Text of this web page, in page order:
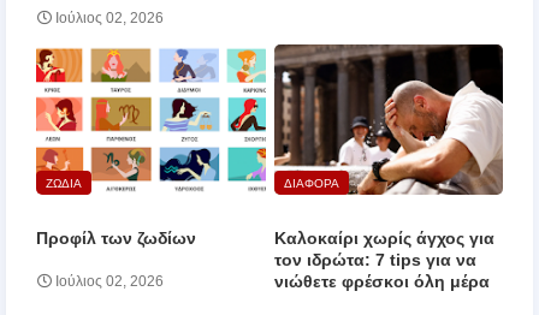
Ιούλιος 02, 2026
ΖΩΔΙΑ
Προφίλ των ζωδίων
Ιούλιος 02, 2026
ΔΙΑΦΟΡΑ
Καλοκαίρι χωρίς άγχος για
τον ιδρώτα: 7 tips για να
νιώθετε φρέσκοι όλη μέρα